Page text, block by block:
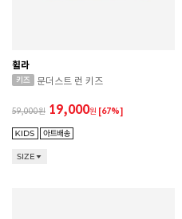
휠라
문더스트 런 키즈
59,000 19,000원 [67%]
SIZE